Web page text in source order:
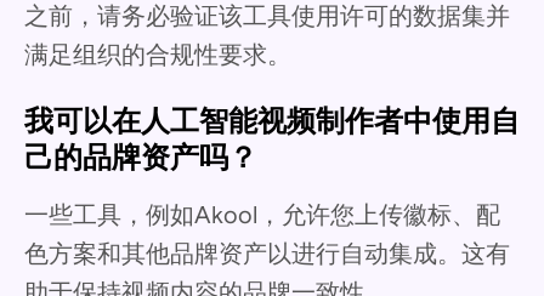
之前，请务必验证该工具使用许可的数据集并
满足组织的合规性要求。
我可以在人工智能视频制作者中使用自
己的品牌资产吗？
一些工具，例如Akool，允许您上传徽标、配
色方案和其他品牌资产以进行自动集成。这有